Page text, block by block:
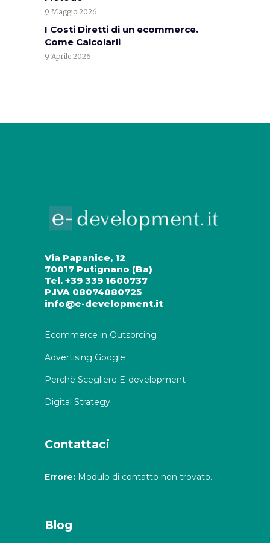
9 Maggio 2026
I Costi Diretti di un ecommerce.
Come Calcolarli
9 Aprile 2026
Via Papanice, 12
70017 Putignano (Ba)
Tel. +39 339 1600737
P.IVA 08074080725
info@e-development.it
Ecommerce in Outsorcing
Advertising Google
Perchè Scegliere E-development
Digital Strategy
Contattaci
Errore: Modulo di contatto non trovato.
Blog